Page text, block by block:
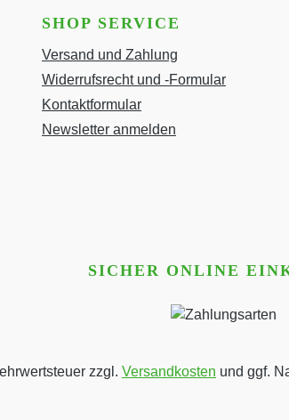
SHOP SERVICE
Versand und Zahlung
Widerrufsrecht und -Formular
Kontaktformular
Newsletter anmelden
SICHER ONLINE
zzgl. Versandkosten und ggf.